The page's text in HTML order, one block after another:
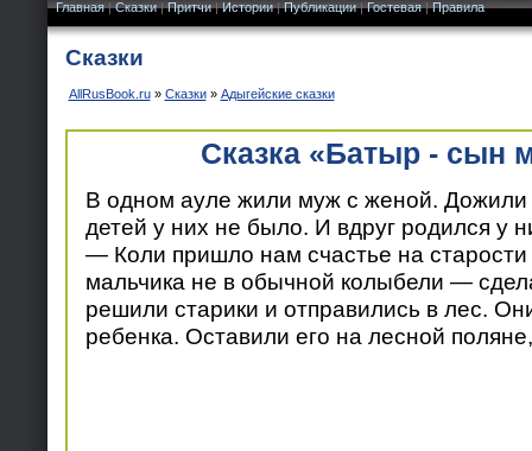
Главная|Сказки|Притчи|Истории|Публикации|Гостевая|Правила
Сказки
AllRusBook.ru» Сказки» Адыгейские сказки
Сказка «Батыр - сын
В одном ауле жили муж с женой. Дожили
детей у них не было. И вдруг родился у
— Коли пришло нам счастье на старости
мальчика не в обычной колыбели —
решили старики и отправились в лес.
ребенка. Оставили его на лесной